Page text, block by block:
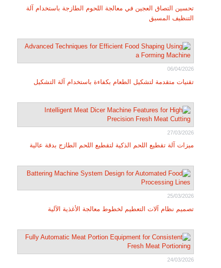
تحسين التصاق العجين في معالجة اللحوم الطازجة باستخدام آلة
التنظيف المسبق
06/04/2026
تقنيات متقدمة لتشكيل الطعام بكفاءة باستخدام آلة التشكيل
27/03/2026
ميزات آلة تقطيع اللحم الذكية لتقطيع اللحم الطازج بدقة عالية
25/03/2026
تصميم نظام آلات التعطيم لخطوط معالجة الأغذية الآلية
24/03/2026